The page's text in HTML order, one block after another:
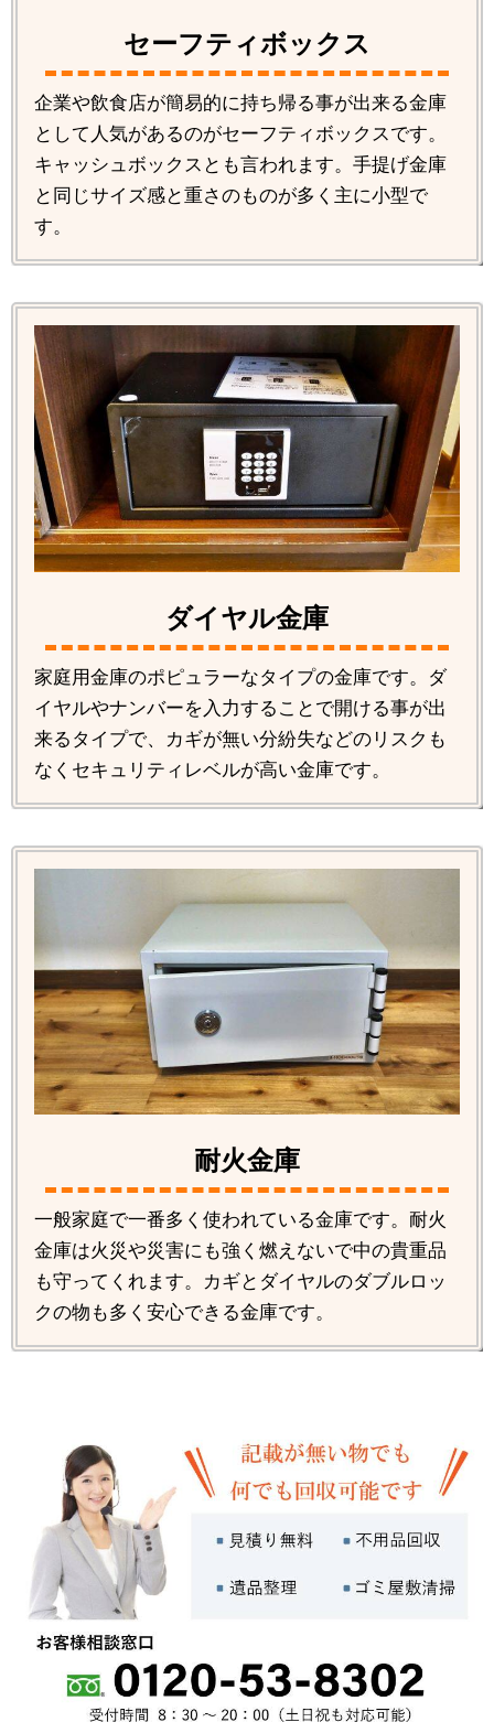
セーフティボックス
企業や飲食店が簡易的に持ち帰る事が出来る金庫
として人気があるのがセーフティボックスです。
キャッシュボックスとも言われます。手提げ金庫
と同じサイズ感と重さのものが多く主に小型で
す。
ダイヤル金庫
家庭用金庫のポピュラーなタイプの金庫です。ダ
イヤルやナンバーを入力することで開ける事が出
来るタイプで、カギが無い分紛失などのリスクも
なくセキュリティレベルが高い金庫です。
耐火金庫
一般家庭で一番多く使われている金庫です。耐火
金庫は火災や災害にも強く燃えないで中の貴重品
も守ってくれます。カギとダイヤルのダブルロッ
クの物も多く安心できる金庫です。